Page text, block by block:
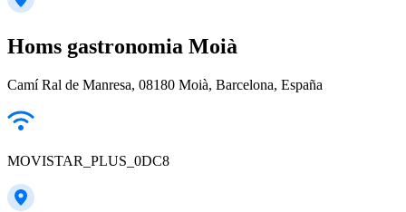
Homs gastronomia Moià
Camí Ral de Manresa, 08180 Moià, Barcelona, España
MOVISTAR_PLUS_0DC8